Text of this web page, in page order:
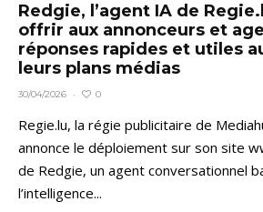
Redgie, l’agent IA de
offrir aux annonceurs et
réponses rapides et utiles
leurs plans médias
30/04/2026 · 0
Regie.lu, la régie publicitaire de
annonce le déploiement sur son site
de Redgie, un agent conversationnel
l’intelligence...